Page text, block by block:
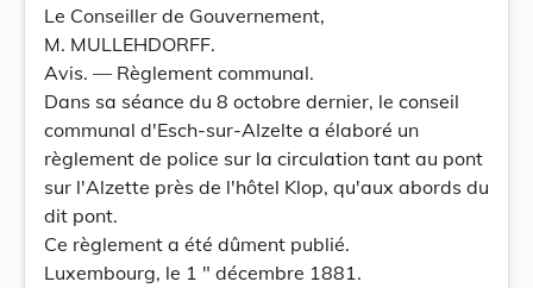
Le Conseiller de Gouvernement,
M. MULLEHDORFF.
Avis. — Règlement communal.
Dans sa séance du 8 octobre dernier, le conseil
communal d'Esch-sur-AIzelte a élaboré un
règlement de police sur la circulation tant au pont
sur l'Alzette près de l'hôtel Klop, qu'aux abords du
dit pont.
Ce règlement a été dûment publié.
Luxembourg, le 1 " décembre 1881.